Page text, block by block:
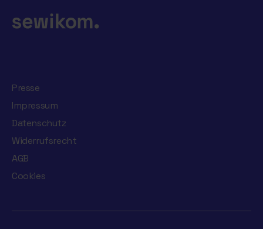
Presse
Impressum
Datenschutz
Widerrufsrecht
AGB
Cookies